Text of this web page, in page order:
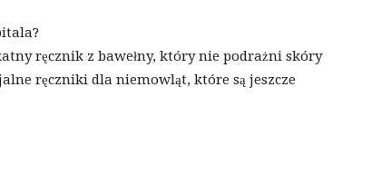
ręcznik z bawełny, który nie podrażni skóry
ręczniki dla niemowląt, które są jeszcze